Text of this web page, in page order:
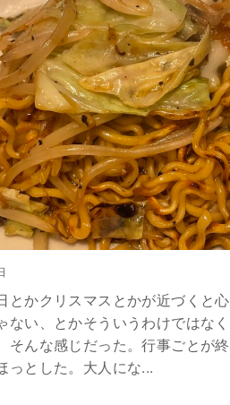
とかクリスマスとかが近づくと
ない、とかそういうわけではな
そんな感じだった。行事ごとが
っとした。大人にな...